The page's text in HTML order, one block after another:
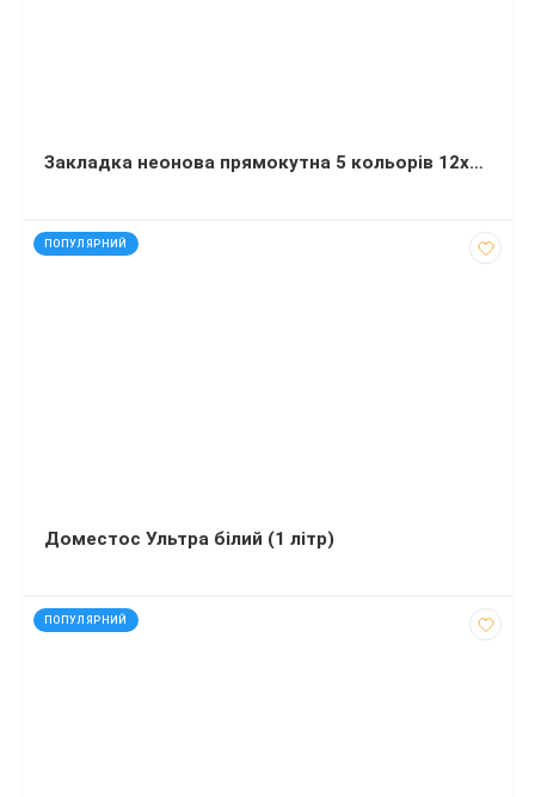
Закладка неонова прямокутна 5 кольорів 12х45 мм 125 штук Delta
ПОПУЛЯРНИЙ
код: 12110
Доместос Ультра білий (1 літр)
ПОПУЛЯРНИЙ
код: 7524